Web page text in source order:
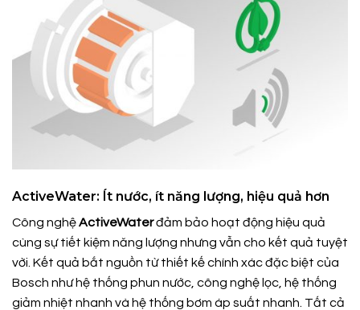
ActiveWater: Ít nước, ít năng lượng, hiệu quả hơn
Công nghệActiveWaterđảm bảo hoạt động hiệu quả
cùng sự tiết kiệm năng lượng nhưng vẫn cho kết quả tuyệt
vời. Kết quả bắt nguồn từ thiết kế chính xác đặc biệt của
Bosch như hệ thống phun nước, công nghệ lọc, hệ thống
giảm nhiệt nhanh và hệ thống bơm áp suất nhanh. Tất cả